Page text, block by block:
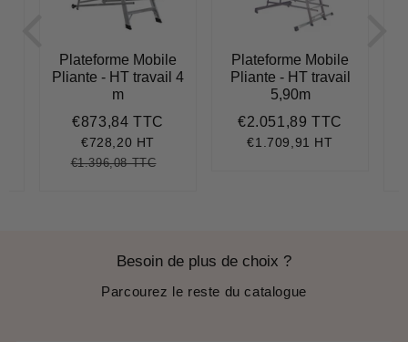
Plateforme Mobile
Pliante - HT travail 4
m
Prix
réduit
€873,84 TTC
€728,20 HT
Prix
€1.396,08 TTC€1.396,08
Plateforme Mobile
Pliante - HT travail
5,90m
Prix
régulier
€2.051,89 TTC
€1.709,91 HT
Besoin de plus de choix ?
Parcourez le reste du catalogue